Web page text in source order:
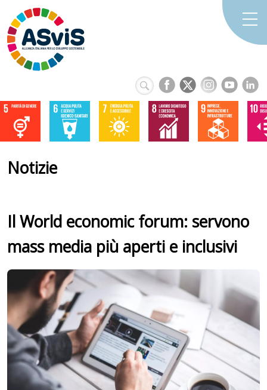
Notizie
Il World economic forum: servono
mass media più aperti e inclusivi